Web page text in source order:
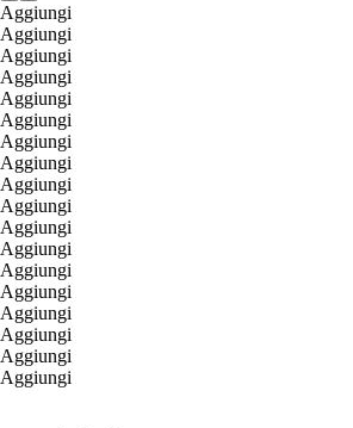
Aggiungi
Aggiungi
Aggiungi
Aggiungi
Aggiungi
Aggiungi
Aggiungi
Aggiungi
Aggiungi
Aggiungi
Aggiungi
Aggiungi
Aggiungi
Aggiungi
Aggiungi
Aggiungi
Aggiungi
Aggiungi